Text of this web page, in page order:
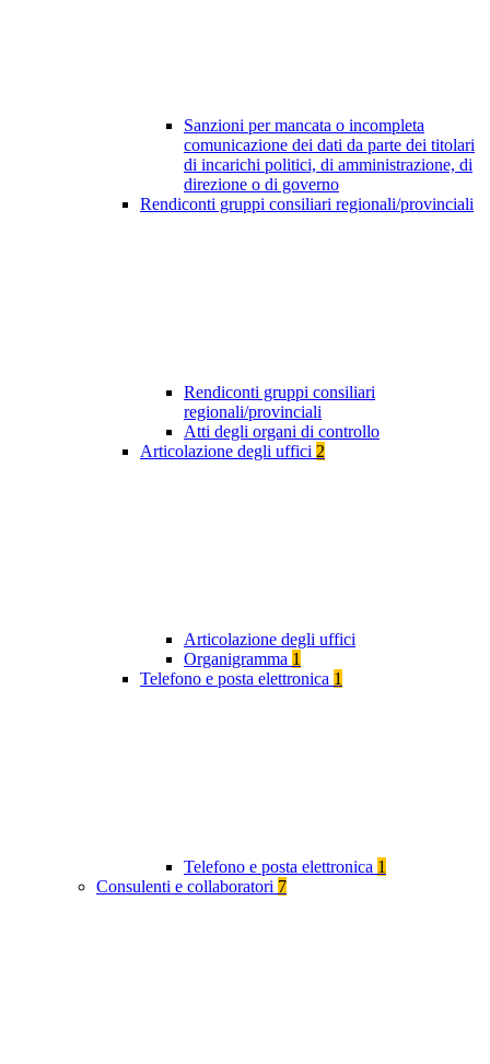
Sanzioni per mancata o incompleta
comunicazione dei dati da parte dei titolari
di incarichi politici, di amministrazione, di
direzione o di governo
Rendiconti gruppi consiliari regionali/provinciali
Rendiconti gruppi consiliari
regionali/provinciali
Atti degli organi di controllo
Articolazione degli uffici 2
Articolazione degli uffici
Organigramma 1
Telefono e posta elettronica 1
Telefono e posta elettronica 1
Consulenti e collaboratori 7